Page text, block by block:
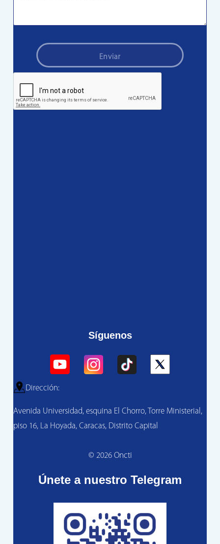
Enviar
Síguenos
Dirección:
Avenida Universidad, esquina El Chorro, Torre Ministerial,
piso 16, La Hoyada, Caracas, Distrito Capital
© 2026 Oncti
Únete a nuestro Telegram